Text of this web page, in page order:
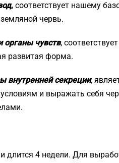
, соответствует нашему
червь.
органы чувств,
развитая форма.
внутренней секреции,
и выражать себя
длится 4 недели. Для